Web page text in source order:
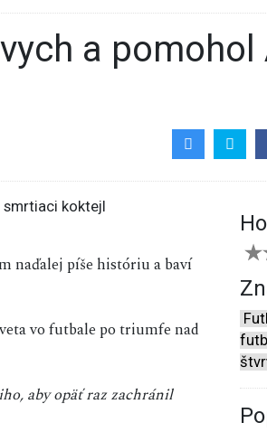
naďalej píše históriu a baví
vo futbale po triumfe nad
aby opäť raz zachránil